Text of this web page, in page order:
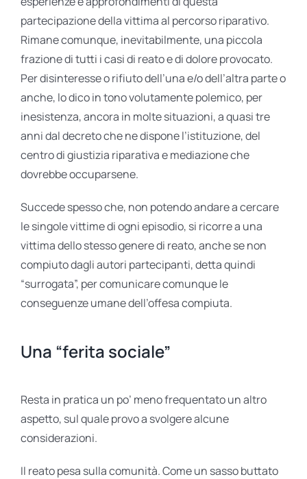
partecipazione della vittima al percorso riparativo.
Rimane comunque, inevitabilmente, una piccola
frazione di tutti i casi di reato e di dolore provocato.
Per disinteresse o rifiuto dell’una e/o dell’altra parte o
anche, lo dico in tono volutamente polemico, per
inesistenza, ancora in molte situazioni, a quasi tre
anni dal decreto che ne dispone l’istituzione, del
centro di giustizia riparativa e mediazione che
dovrebbe occuparsene.
Succede spesso che, non potendo andare a cercare
le singole vittime di ogni episodio, si ricorre a una
vittima dello stesso genere di reato, anche se non
compiuto dagli autori partecipanti, detta quindi
“surrogata”, per comunicare comunque le
conseguenze umane dell’offesa compiuta.
Una “ferita sociale”
Resta in pratica un po’ meno frequentato un altro
aspetto, sul quale provo a svolgere alcune
considerazioni.
Il reato pesa sulla comunità. Come un sasso buttato